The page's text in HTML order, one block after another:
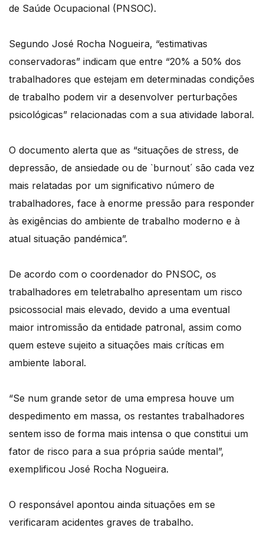
de Saúde Ocupacional (PNSOC).
Segundo José Rocha Nogueira, “estimativas
conservadoras” indicam que entre “20% a 50% dos
trabalhadores que estejam em determinadas condições
de trabalho podem vir a desenvolver perturbações
psicológicas” relacionadas com a sua atividade laboral.
O documento alerta que as “situações de stress, de
depressão, de ansiedade ou de `burnout´ são cada vez
mais relatadas por um significativo número de
trabalhadores, face à enorme pressão para responder
às exigências do ambiente de trabalho moderno e à
atual situação pandémica”.
De acordo com o coordenador do PNSOC, os
trabalhadores em teletrabalho apresentam um risco
psicossocial mais elevado, devido a uma eventual
maior intromissão da entidade patronal, assim como
quem esteve sujeito a situações mais críticas em
ambiente laboral.
“Se num grande setor de uma empresa houve um
despedimento em massa, os restantes trabalhadores
sentem isso de forma mais intensa o que constitui um
fator de risco para a sua própria saúde mental”,
exemplificou José Rocha Nogueira.
O responsável apontou ainda situações em se
verificaram acidentes graves de trabalho.